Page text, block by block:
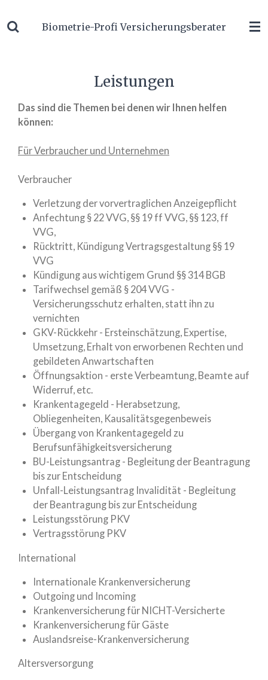
HauptinhaltBiometrie-Profi Versicherungsberater
Leistungen
Das sind die Themen bei denen wir Ihnen helfen
können:
Für Verbraucher und Unternehmen
Verbraucher
Verletzung der vorvertraglichen Anzeigepflicht
Anfechtung § 22 VVG, §§ 19 ff VVG, §§ 123, ff
VVG,
Rücktritt, Kündigung Vertragsgestaltung §§ 19
VVG
Kündigung aus wichtigem Grund §§ 314 BGB
Tarifwechsel gemäß § 204 VVG -
Versicherungsschutz erhalten, statt ihn zu
vernichten
GKV-Rückkehr - Ersteinschätzung, Expertise,
Umsetzung, Erhalt von erworbenen Rechten und
gebildeten Anwartschaften
Öffnungsaktion - erste Verbeamtung, Beamte auf
Widerruf, etc.
Krankentagegeld - Herabsetzung,
Obliegenheiten, Kausalitätsgegenbeweis
Übergang von Krankentagegeld zu
Berufsunfähigkeitsversicherung
BU-Leistungsantrag - Begleitung der Beantragung
bis zur Entscheidung
Unfall-Leistungsantrag Invalidität - Begleitung
der Beantragung bis zur Entscheidung
Leistungsstörung PKV
Vertragsstörung PKV
International
Internationale Krankenversicherung
Outgoing und Incoming
Krankenversicherung für NICHT-Versicherte
Krankenversicherung für Gäste
Auslandsreise-Krankenversicherung
Altersversorgung